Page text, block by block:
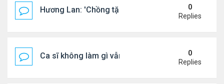
Hương Lan: 'Chồng tặng tôi khu vườn tình yêu'
0
Replies
Ca sĩ không làm gì vẫn kiếm được 400 triệu đồng/
0
Replies